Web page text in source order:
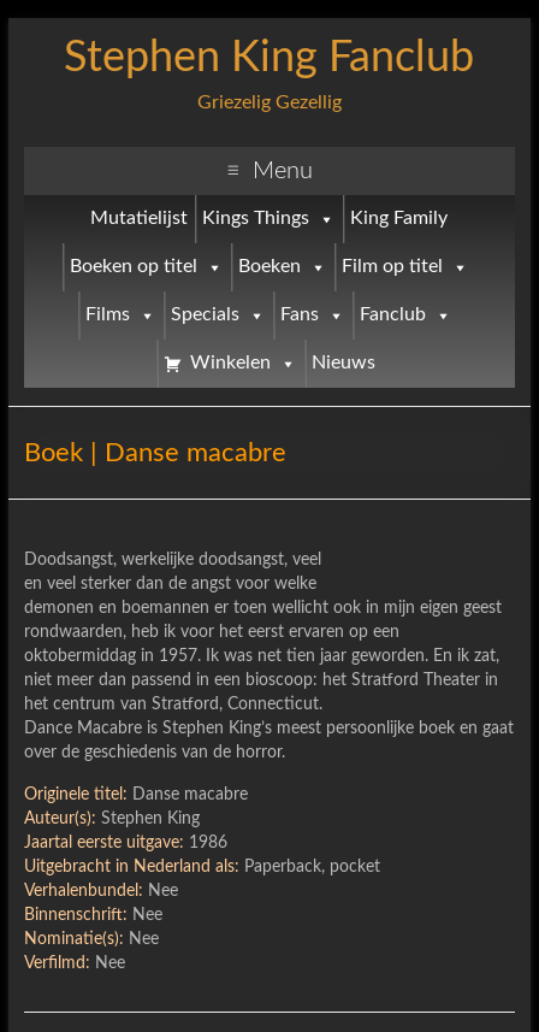
Stephen King Fanclub
Griezelig Gezellig
Menu
Mutatielijst Kings Things King Family
Boeken op titel Boeken Film op titel
Films Specials Fans Fanclub
Winkelen Nieuws
Boek | Danse macabre
Doodsangst, werkelijke doodsangst, veel
en veel sterker dan de angst voor welke
demonen en boemannen er toen wellicht ook in mijn eigen geest
rondwaarden, heb ik voor het eerst ervaren op een
oktobermiddag in 1957. Ik was net tien jaar geworden. En ik zat,
niet meer dan passend in een bioscoop: het Stratford Theater in
het centrum van Stratford, Connecticut.
Dance Macabre is Stephen King’s meest persoonlijke boek en gaat
over de geschiedenis van de horror.
Originele titel: Danse macabre
Auteur(s): Stephen King
Jaartal eerste uitgave: 1986
Uitgebracht in Nederland als: Paperback, pocket
Verhalenbundel: Nee
Binnenschrift: Nee
Nominatie(s): Nee
Verfilmd: Nee